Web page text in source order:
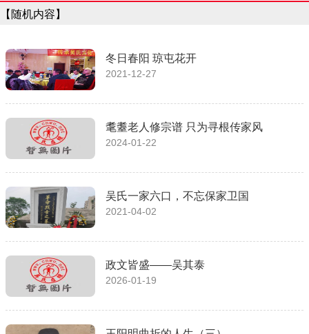
【随机内容】
冬日春阳 琼屯花开
2021-12-27
耄耋老人修宗谱 只为寻根传家风
2024-01-22
吴氏一家六口，不忘保家卫国
2021-04-02
政文皆盛——吴其泰
2026-01-19